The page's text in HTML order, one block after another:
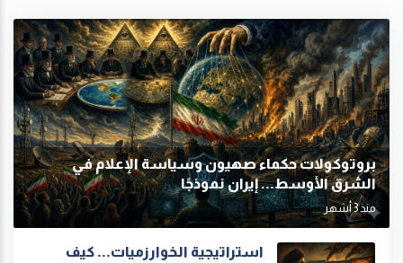
بروتوكولات حكماء صهيون وسياسة الإعلام في
الشرق الأوسط... إيران نموذجًا
منذ 3 أشهر
استراتيجية الخوارزميات... كيف